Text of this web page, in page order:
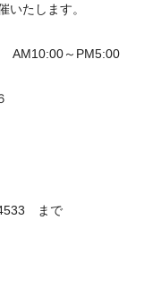
いたします。
AM10:00～PM5:00
まで